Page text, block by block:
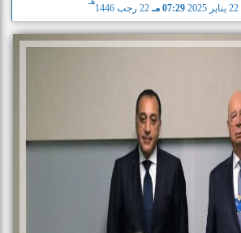
22 يناير 2025 07:29 مـ 22 رجب 1446